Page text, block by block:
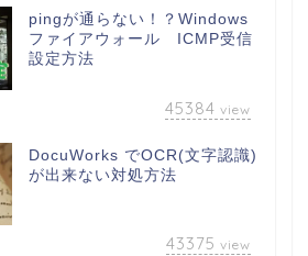
pingが通らない！？Windows
ファイアウォール ICMP受信
設定方法
45384 view
DocuWorks でOCR(文字認識)
が出来ない対処方法
43375 view